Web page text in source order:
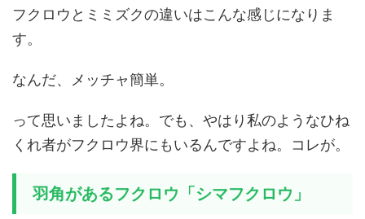
フクロウとミミズクの違いはこんな感じになりま
す。
なんだ、メッチャ簡単。
って思いましたよね。でも、やはり私のようなひね
くれ者がフクロウ界にもいるんですよね。コレが。
羽角があるフクロウ「シマフクロウ」